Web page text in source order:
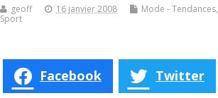
geoff 16 janvier 2008 Mode - Tendances,
Sport
Facebook Twitter